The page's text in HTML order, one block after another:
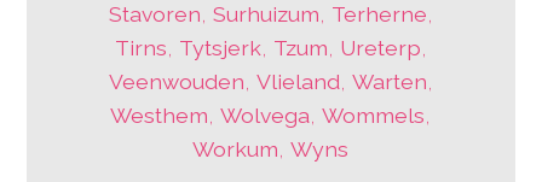
Stavoren Surhuizum Terherne
Tirns Tytsjerk Tzum Ureterp
Veenwouden Vlieland Warten
Westhem ,Wolvega ,Wommels
Workum ,Wyns